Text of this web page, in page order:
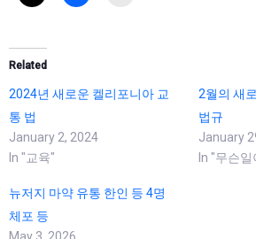
Related
2024년 새로운 켈리포니아 교
통 법
January 2, 2024
In "교육"
2월의 새
법규
January
In "무슨일
뉴저지 마약 유통 한인 등 4명
체포 등
May 3, 2026